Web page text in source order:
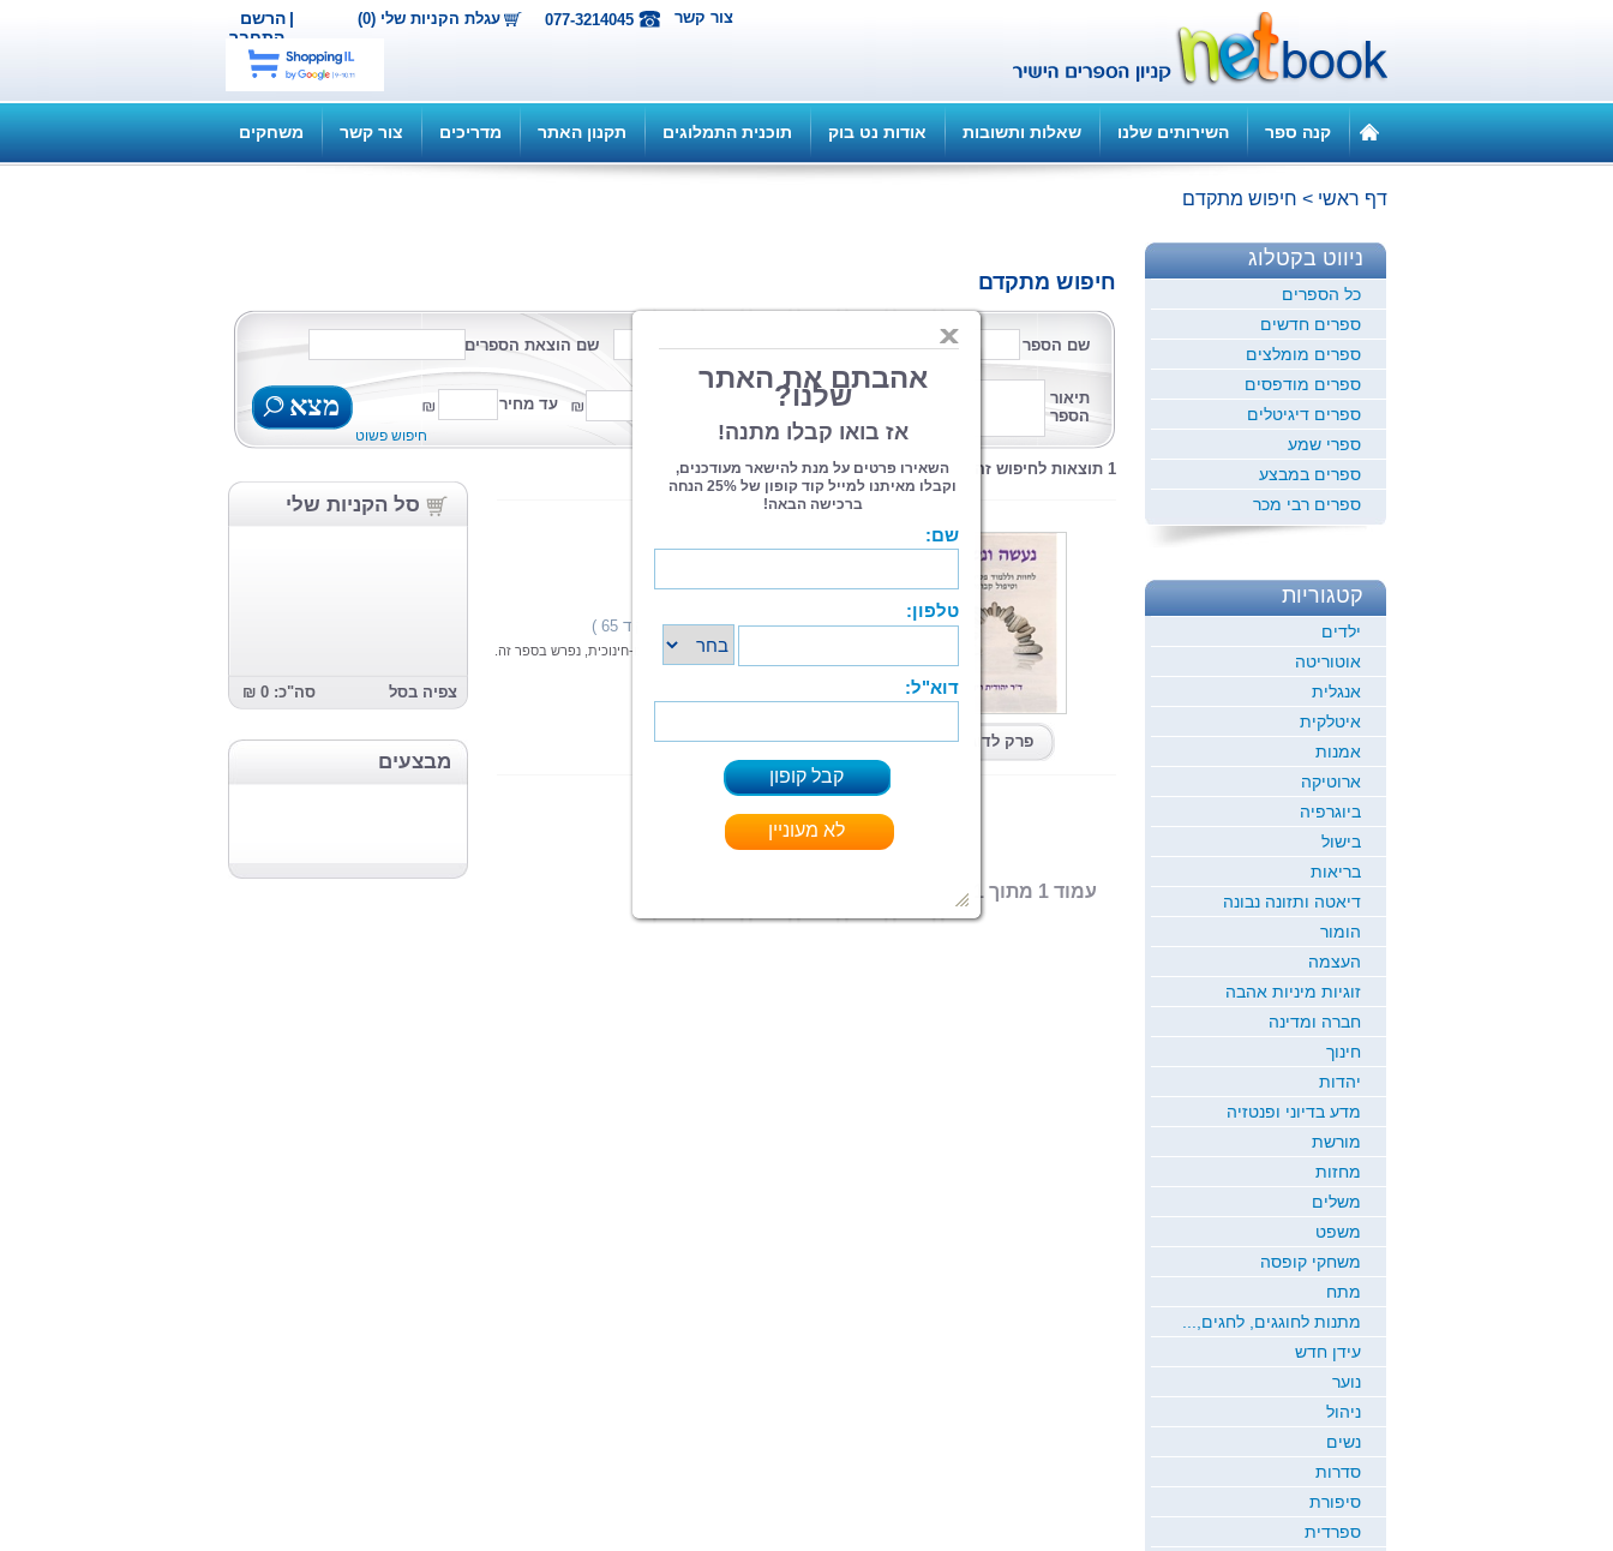
הרשם |
התחבר
עגלת הקניות שלי (0) 077-3214045 צור קשר
קנה ספר השירותים שלנו שאלות ותשובות אודות נט בוק תוכנית התמלוגים תקנון האתר מדריכים צור קשר משחקים
דף ראשי > חיפוש מתקדם
חיפוש מתקדם
שם הספר שם המחבר שם הוצאת הספרים
תיאור
הספר
עד מחיר
קטגוריה
פורמט מצא
חיפוש פשוט
סל הקניות שלי
צפיה בסל סה"כ: 0 ₪
מבצעים
1 תוצאות לחיפוש זה
פרק לדוגמא
דירוג:
(16 מדרגים,ניקוד 65 )
אריג צבעוני של קבוצה, שמוגדרת כקבוצה פסיכו-חינוכית, נפרש בספר זה.
קרא עוד > > >
עמוד 1 מתוך 1
ניווט בקטלוג
כל הספרים
ספרים חדשים
ספרים מומלצים
ספרים מודפסים
ספרים דיגיטלים
ספרי שמע
ספרים במבצע
ספרים רבי מכר
קטגוריות
ילדים
אוטוריטה
אנגלית
איטלקית
אמנות
ארוטיקה
ביוגרפיה
בישול
בריאות
דיאטה ותזונה נבונה
הומור
העצמה
זוגיות מיניות אהבה
חברה ומדינה
חינוך
יהדות
מדע בדיוני ופנטזיה
מורשת
מחזות
משלים
משפט
משחקי קופסה
מתח
מתנות לחוגגים, לחגים,...
עידן חדש
נוער
ניהול
נשים
סדרות
סיפורת
ספרדית